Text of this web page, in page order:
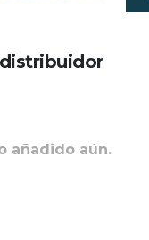
añadido aún.